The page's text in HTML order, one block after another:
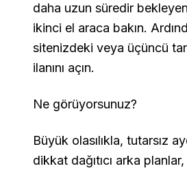
daha uzun süredir
ikinci el araca bakın.
sitenizdeki veya üçüncü
ilanını açın.
Ne görüyorsunuz?
Büyük olasılıkla, tutarsız
dikkat dağıtıcı arka